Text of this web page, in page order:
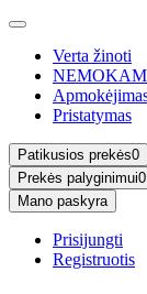
Verta žinoti
Pristatymas
Patikusios prekės0
Prekės palyginimui0
Mano paskyra
Prisijungti
Registruotis